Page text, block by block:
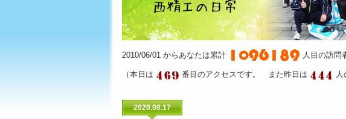
2010/06/01 からあなたは累計 人目の訪問
（本日は 番目のアクセスです。 また昨日は 人
2020.08.17